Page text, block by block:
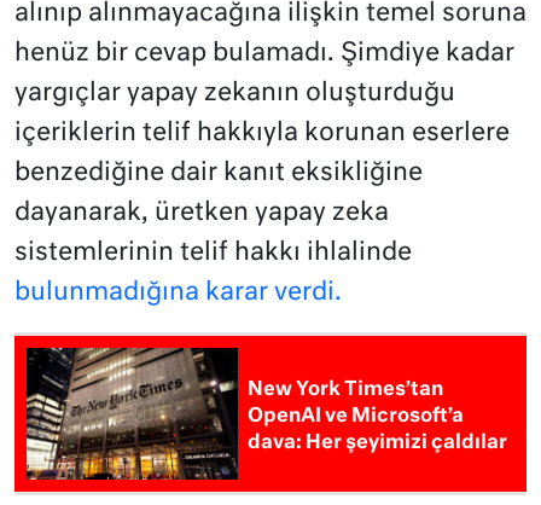
alınıp alınmayacağına ilişkin temel soruna
henüz bir cevap bulamadı. Şimdiye kadar
yargıçlar yapay zekanın oluşturduğu
içeriklerin telif hakkıyla korunan eserlere
benzediğine dair kanıt eksikliğine
dayanarak, üretken yapay zeka
sistemlerinin telif hakkı ihlalinde
bulunmadığına karar verdi.
New York Times’tan
OpenAI ve Microsoft’a
dava: Her şeyimizi çaldılar